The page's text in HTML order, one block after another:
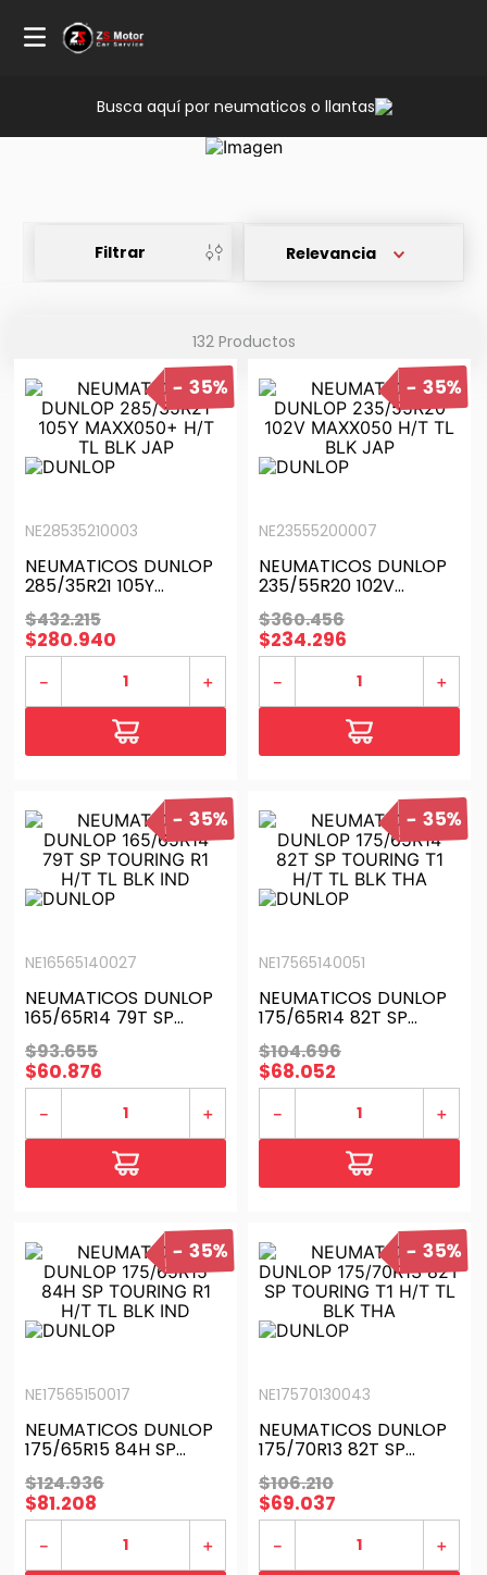
Busca aquí por neumaticos o llantas
Filtrar Relevancia
132 Productos
35%
NE28535210003
NEUMATICOS DUNLOP
285/35R21 105Y
MAXX050+ H/T TL BLK
JAP
$432.215
$280.940
＋
－
35%
NE23555200007
NEUMATICOS DUNLOP
235/55R20 102V
MAXX050 H/T TL BLK
JAP
$360.456
$234.296
＋
－
35%
NE16565140027
NEUMATICOS DUNLOP
165/65R14 79T SP
TOURING R1 H/T TL BLK
IND
$93.655
$60.876
＋
－
35%
NE17565140051
NEUMATICOS DUNLOP
175/65R14 82T SP
TOURING T1 H/T TL BLK
THA
$104.696
$68.052
＋
－
35%
NE17565150017
NEUMATICOS DUNLOP
175/65R15 84H SP
TOURING R1 H/T TL BLK
IND
$124.936
$81.208
＋
－
35%
NE17570130043
NEUMATICOS DUNLOP
175/70R13 82T SP
TOURING T1 H/T TL BLK
THA
$106.210
$69.037
＋
－